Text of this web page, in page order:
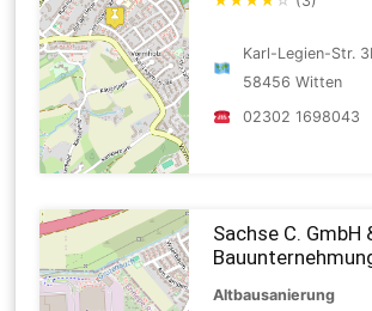
Karl-Legien-Str.
58456 Witten
02302 1698043
Sachse C. GmbH
Altbausanierung